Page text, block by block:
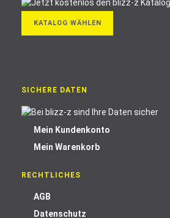
KATALOG WÄHLEN
SICHERE DATEN
Mein Kundenkonto
Mein Warenkorb
RECHTLICHES
AGB
Datenschutz